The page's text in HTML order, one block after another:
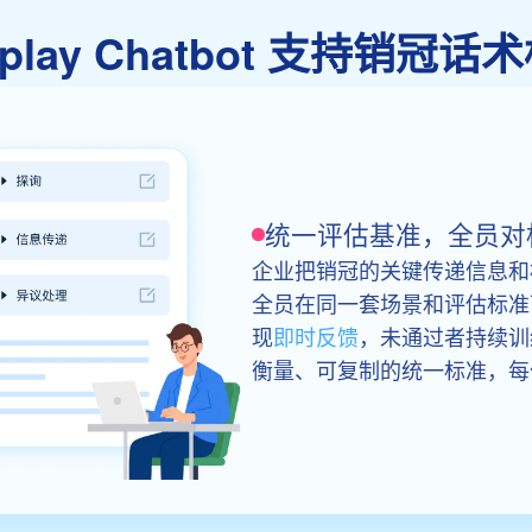
Chatbot 支持销冠话
统一评估基准，全员
企业把销冠的关键传递信息
全员在同一套场景和评估标
现即时反馈，未通过者持续
衡量、可复制的统一标准，